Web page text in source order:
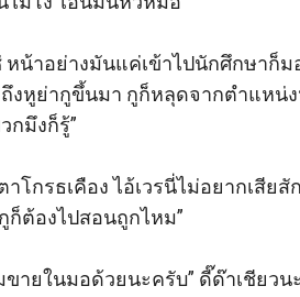
หน้าอย่างมันแค่เข้าไปนักศึกษาก็ม
งหูย่ากูขึ้นมา กูก็หลุดจากตำแหน่
มึงก็รู้”
โกรธเคือง ไอ้เวรนี่ไม่อยากเสีย
ก็ต้องไปสอนถูกไหม”
ายในมอด้วยนะครับ” ดี๊ด๊าเชียวน